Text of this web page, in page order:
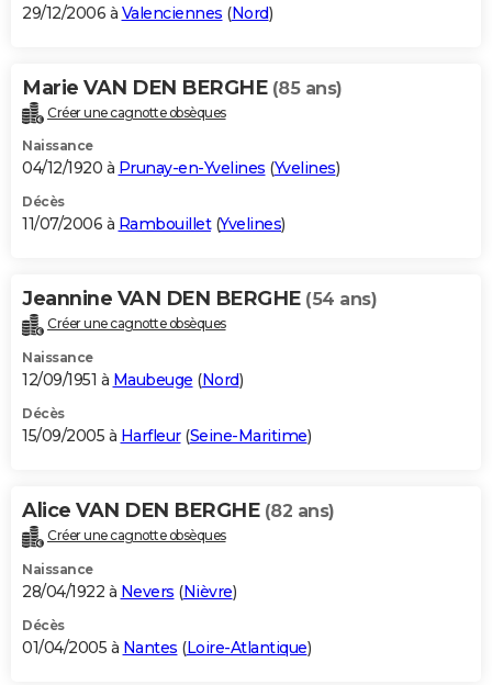
29/12/2006 à Valenciennes (Nord)
Marie VAN DEN BERGHE (85 ans)
Créer une cagnotte obsèques
Naissance
04/12/1920 à Prunay-en-Yvelines (Yvelines)
Décès
11/07/2006 à Rambouillet(Yvelines)
Jeannine VAN DEN BERGHE (54 ans)
Créer une cagnotte obsèques
Naissance
12/09/1951 à Maubeuge (Nord)
Décès
15/09/2005 à Harfleur(Seine-Maritime)
Alice VAN DEN BERGHE (82 ans)
Créer une cagnotte obsèques
Naissance
28/04/1922 à Nevers (Nièvre)
Décès
01/04/2005 à Nantes (Loire-Atlantique)